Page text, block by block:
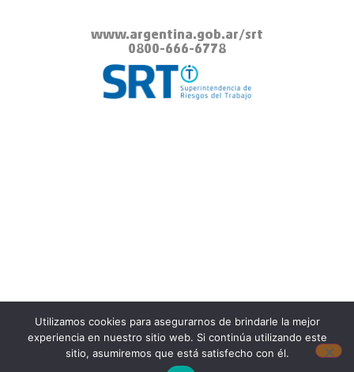
0800-666-6778
www.argentina.gob.ar/srt
Utilizamos cookies para asegurarnos de brindarle la mejor
experiencia en nuestro sitio web. Si continúa utilizando este
sitio, asumiremos que está satisfecho con él.